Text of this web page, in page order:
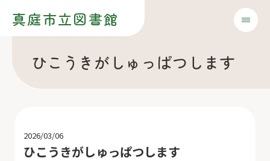
真庭市立図書館
ひこうきがしゅっぱつします
2026/03/06
ひこうきがしゅっぱつします